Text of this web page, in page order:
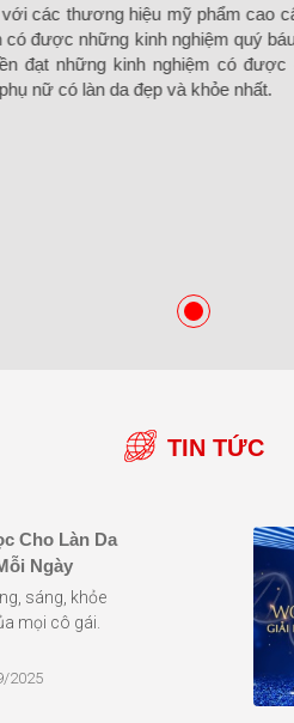
các thương hiệu mỹ phẩm cao
có được những kinh nghiệm quý
đạt những kinh nghiệm có được
nữ có làn da đẹp và khỏe nhất.
TIN TỨC
Cho Làn Da
Ngày
sáng, khỏe
mọi cô gái.
2025